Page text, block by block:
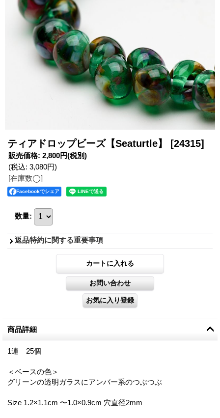
ティアドロップビーズ【Seaturtle】 [24315]
販売価格: 2,800円(税別)
(税込: 3,080円)
[在庫数◯]
Facebookでシェア
数量:
返品特約に関する重要事項
商品詳細
1連 25個
＜ベースの色＞
グリーンの透明ガラスにアンバー系のつぶつぶ
Size 1.2×1.1cm 〜1.0×0.9cm 穴直径2mm